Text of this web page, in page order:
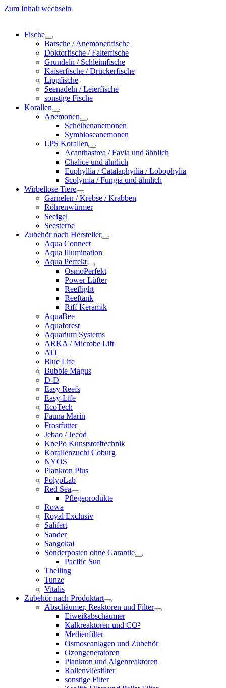
Zum Inhalt wechseln
Fische
Barsche / Anemonenfische
Doktorfische / Falterfische
Grundeln / Schleimfische
Kaiserfische / Drückerfische
Lippfische
Seenadeln / Leierfische
sonstige Fische
Korallen
Anemonen
Scheibenanemonen
Symbioseanemonen
LPS Korallen
Acanthastrea / Favia und ähnlich
Chalice und ähnlich
Euphyllia / Catalaphyilia / Lobophylia
Scolymia / Fungia und ähnlich
Wirbellose Tiere
Garnelen / Krebse / Krabben
Röhrenwürmer
Seeigel
Seesterne
Zubehör nach Hersteller
Aqua Connect
Aqua Illumination
Aqua Perfekt
OsmoPerfekt
Power Lüfter
Reeflight
Reeftank
Riff Keramik
AquaBee
Aquaforest
Aquarium Systems
ARKA / Microbe Lift
ATI
Blue Life
Bubble Magus
D-D
Easy Reefs
Easy-Life
EcoTech
Fauna Marin
Frostfutter
Jebao / Jecod
KnePo Kunststofftechnik
Korallenzucht Coburg
NYOS
Plankton Plus
PolypLab
Red Sea
Pflegeprodukte
Rowa
Royal Exclusiv
Salifert
Sander
Sangokai
Sonderposten ohne Garantie
Pacific Sun
Theiling
Tunze
Vitalis
Zubehör nach Produktart
Abschäumer, Reaktoren und Filter
Eiweißabschäumer
Kalkreaktoren und CO²
Medienfilter
Osmoseanlagen und Zubehör
Ozongeneratoren
Plankton und Algenreaktoren
Rollenvliesfilter
sonstige Filter